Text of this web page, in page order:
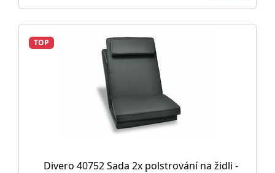
TOP
Divero 40752 Sada 2x polstrování na židli -